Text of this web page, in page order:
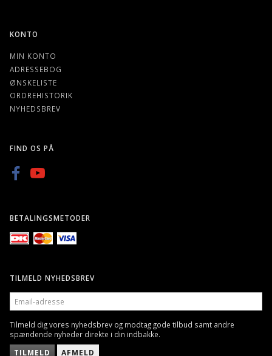
KONTO
MIN KONTO
ADRESSEBOG
ØNSKELISTE
ORDREHISTORIK
NYHEDSBREV
FIND OS PÅ
BETALINGSMETODER
TILMELD NYHEDSBREV
EMAIL-
ADRESSE
Tilmeld dig vores nyhedsbrev og modtag gode tilbud samt andre
spændende nyheder direkte i din indbakke.
TILMELD AFMELD